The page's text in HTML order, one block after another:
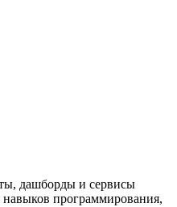
дашборды и сервисы
навыков программирования,